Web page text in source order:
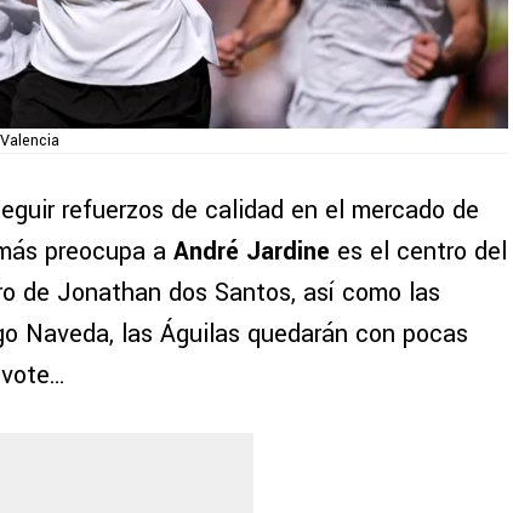
refuerzos de calidad en el mercado de
preocupa a André Jardine es el centro del
de Jonathan dos Santos, así como las
Naveda, las Águilas quedarán con pocas